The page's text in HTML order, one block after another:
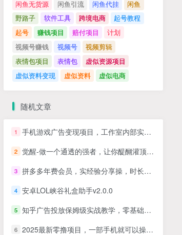
闲鱼无货源
闲鱼引流 闲鱼代挂
闲鱼
野路子
软件工具 跨境电商
起号教程
起号
赚钱项目 赔付项目
计划
视频号赚钱
视频号
视频剪辑
表情包项目
表情包
虚似资源项目
虚似资料变现
虚似资料 虚似电商
随机文章
1 手机游戏广告变现项目，工作室内部实测项目，每天2小时，单设备单号30+
2 觉醒-做一个通透的强者，让你醍醐灌顶，拥有通透人生的觉醒开悟课，掌握强大的秘密！
3 拼多多年费会员，实经验分享操，时长拉满，干货拉满(更新26年7月3日)
4 安卓LOL峡谷礼盒助手v2.0.0
5 知乎广告投放保姆级实战教学，零基础快速上手
6 2025最新零撸项目，一部手机就可以操作，20秒一单，零投入纯薅羊毛，无门槛，一天200+【揭秘】